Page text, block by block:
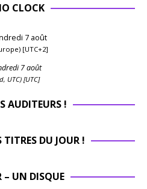
CLOCK
7 août
[UTC+2]
7 août
UTC) [UTC]
AUDITEURS !
TITRES DU JOUR !
– UN DISQUE